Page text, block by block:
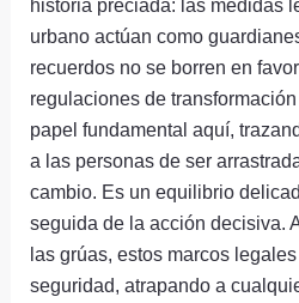
historia preciada: las medidas
urbano actúan como
recuerdos no se borren en
regulaciones de
papel fundamental aquí,
a las personas de ser
cambio. Es un equilibrio
seguida de la acción decisiva.
las grúas, estos marcos
seguridad, atrapando a